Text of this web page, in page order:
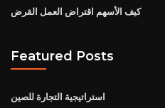
كيف الأسهم اقتراض العمل القرض
Featured Posts
استراتيجية التجارة للصين